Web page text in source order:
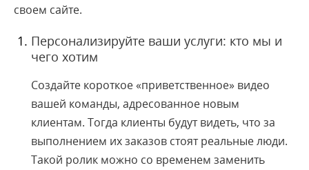
своем сайте.
Персонализируйте ваши услуги: кто мы и
чего хотим
Создайте короткое «приветственное» видео
вашей команды, адресованное новым
клиентам. Тогда клиенты будут видеть, что за
выполнением их заказов стоят реальные люди.
Такой ролик можно со временем заменить